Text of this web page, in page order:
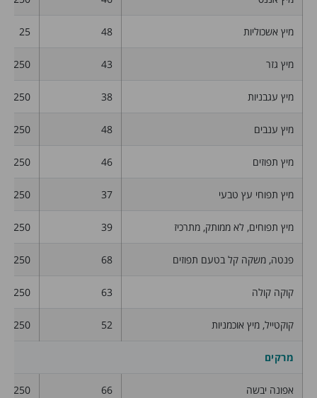
מיץ אשכוליות 48
25
מיץ גזר 43
250
מיץ עגבניות 38
250
מיץ ענבים 48
250
מיץ תפוזים 46
250
מיץ תפוחי עץ טבעי 37
250
מיץ תפוחים, לא ממותק, מתרכיז 39
250
פנטה, משקה קל בטעם תפוזים 68
250
קוקה קולה 63
250
קוקטייל, מיץ אוכמניות 52
250
מרקים
אפונה יבשה 66
250